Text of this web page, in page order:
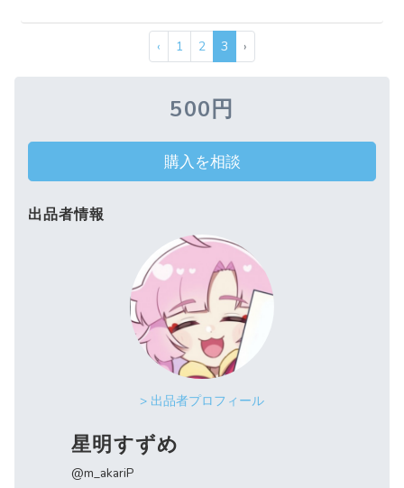
‹ 1 2 3 ›
500円
購入を相談
出品者情報
> 出品者プロフィール
星明すずめ
@m_akariP